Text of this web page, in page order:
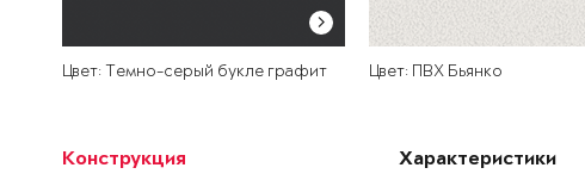
Цвет: Темно-серый букле графит Цвет: ПВХ Бьянко
Конструкция Характеристики